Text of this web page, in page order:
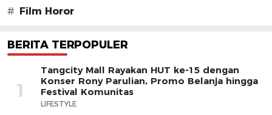
#
Film Horor
BERITA TERPOPULER
1
Tangcity Mall Rayakan HUT ke-15 dengan
Konser Rony Parulian, Promo Belanja hingga
Festival Komunitas
LIFESTYLE